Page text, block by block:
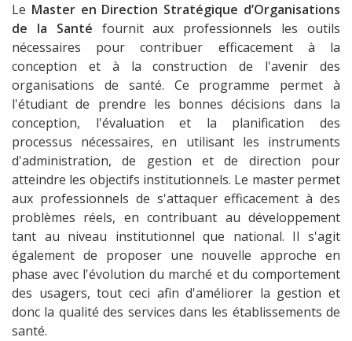
Le Master en Direction Stratégique d’Organisations
de la Santé fournit aux professionnels les outils
nécessaires pour contribuer efficacement à la
conception et à la construction de l'avenir des
organisations de santé. Ce programme permet à
l'étudiant de prendre les bonnes décisions dans la
conception, l'évaluation et la planification des
processus nécessaires, en utilisant les instruments
d'administration, de gestion et de direction pour
atteindre les objectifs institutionnels. Le master permet
aux professionnels de s'attaquer efficacement à des
problèmes réels, en contribuant au développement
tant au niveau institutionnel que national. Il s'agit
également de proposer une nouvelle approche en
phase avec l'évolution du marché et du comportement
des usagers, tout ceci afin d'améliorer la gestion et
donc la qualité des services dans les établissements de
santé.